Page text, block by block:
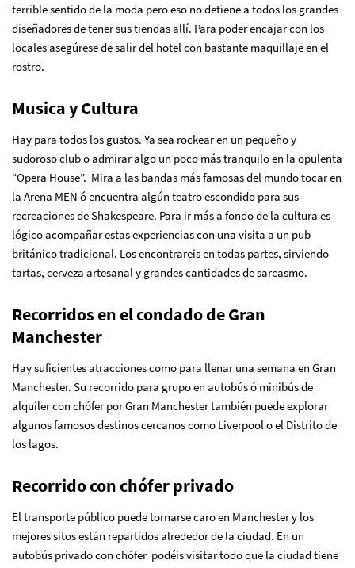
terrible sentido de la moda pero eso no detiene a todos los grandes
diseñadores de tener sus tiendas allí. Para poder encajar con los
locales asegúrese de salir del hotel con bastante maquillaje en el
rostro.
Musica y Cultura
Hay para todos los gustos. Ya sea rockear en un pequeño y
sudoroso club o admirar algo un poco más tranquilo en la opulenta
“Opera House”. Mira a las bandas más famosas del mundo tocar en
la Arena MEN ó encuentra algún teatro escondido para sus
recreaciones de Shakespeare. Para ir más a fondo de la cultura es
lógico acompañar estas experiencias con una visita a un pub
británico tradicional. Los encontrareis en todas partes, sirviendo
tartas, cerveza artesanal y grandes cantidades de sarcasmo.
Recorridos en el condado de Gran
Manchester
Hay suficientes atracciones como para llenar una semana en Gran
Manchester. Su recorrido para grupo en autobús ó minibús de
alquiler con chófer por Gran Manchester también puede explorar
algunos famosos destinos cercanos como Liverpool o el Distrito de
los lagos.
Recorrido con chófer privado
El transporte público puede tornarse caro en Manchester y los
mejores sitos están repartidos alrededor de la ciudad. En un
autobús privado con chófer podéis visitar todo que la ciudad tiene